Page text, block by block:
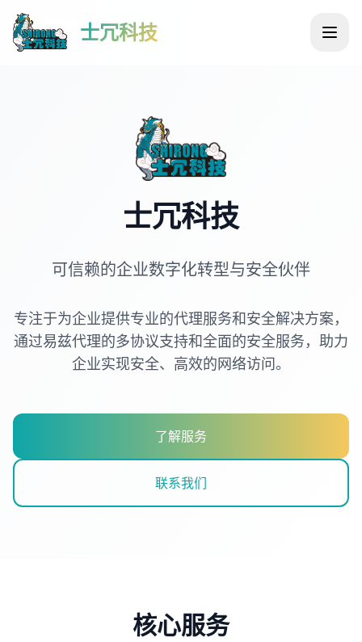
士冗科技
士冗科技
可信赖的企业数字化转型与安全伙伴
专注于为企业提供专业的代理服务和安全解决方案，
通过易兹代理的多协议支持和全面的安全服务，助力
企业实现安全、高效的网络访问。
了解服务
联系我们
核心服务